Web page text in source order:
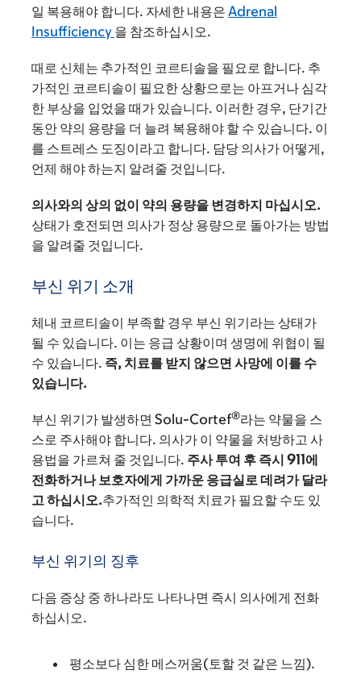
일 복용해야 합니다. 자세한 내용은 Adrenal
Insufficiency 을 참조하십시오.
때로 신체는 추가적인 코르티솔을 필요로 합니다. 추
가적인 코르티솔이 필요한 상황으로는 아프거나 심각
한 부상을 입었을 때가 있습니다. 이러한 경우, 단기간
동안 약의 용량을 더 늘려 복용해야 할 수 있습니다. 이
를 스트레스 도징이라고 합니다. 담당 의사가 어떻게,
언제 해야 하는지 알려줄 것입니다.
의사와의 상의 없이 약의 용량을 변경하지 마십시오.
상태가 호전되면 의사가 정상 용량으로 돌아가는 방법
을 알려줄 것입니다.
부신 위기 소개
체내 코르티솔이 부족할 경우 부신 위기라는 상태가
될 수 있습니다. 이는 응급 상황이며 생명에 위협이 될
수 있습니다. 즉, 치료를 받지 않으면 사망에 이를 수
있습니다.
부신 위기가 발생하면 Solu-Cortef®라는 약물을 스
스로 주사해야 합니다. 의사가 이 약물을 처방하고 사
용법을 가르쳐 줄 것입니다. 주사 투여 후 즉시 911에
전화하거나 보호자에게 가까운 응급실로 데려가 달라
고 하십시오.추가적인 의학적 치료가 필요할 수도 있
습니다.
부신 위기의 징후
다음 증상 중 하나라도 나타나면 즉시 의사에게 전화
하십시오.
평소보다 심한 메스꺼움(토할 것 같은 느낌).